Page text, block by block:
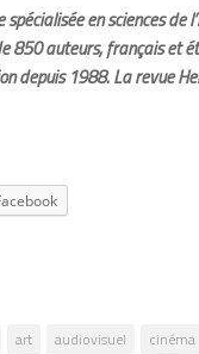
spécialisée en sciences de
850 auteurs, français et
depuis 1988. La revue
art audiovisuel cinéma